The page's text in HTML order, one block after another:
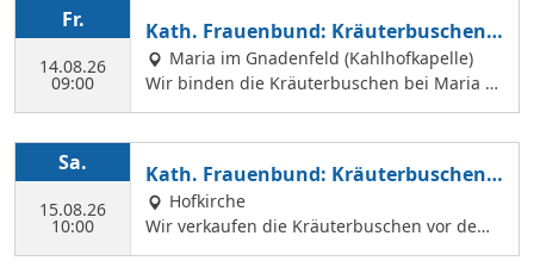
Margit Ettig am Jugendheim Feldkirchen.
Fr.
14.08.26
09:00
Kath. Frauenbund: Kräuterbuschen b
inden
Maria im Gnadenfeld (Kahlhofkapelle)
Wir binden die Kräuterbuschen bei Maria a
m Kahlhof. Wir brauchen viele Helferinnen z
der Hl. Geist Kirche Kräuterbuschen verkauf
en können.
Sa.
15.08.26
10:00
Kath. Frauenbund: Kräuterbuschen V
erkauf
Hofkirche
Wir verkaufen die Kräuterbuschen vor dem
Festgottesdienst in der Hofkirche.